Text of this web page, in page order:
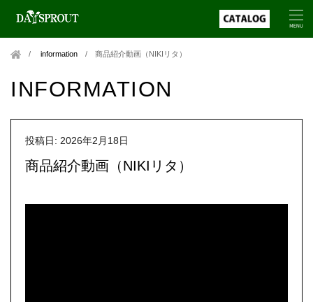
information /商品紹介動画（NIKIリタ）
INFORMATION
投稿日: 2026年2月18日
商品紹介動画（NIKIリタ）